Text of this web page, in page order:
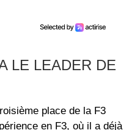
LE LEADER DE
place de la F3
en F3, où il a déjà